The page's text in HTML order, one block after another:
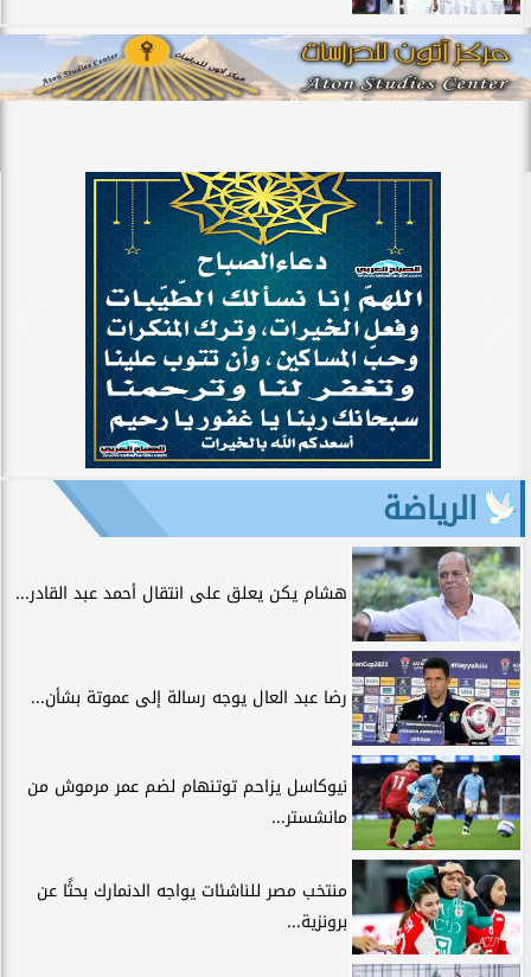
الرياضة
هشام يكن يعلق على انتقال أحمد عبد القادر...
رضا عبد العال يوجه رسالة إلى عموتة بشأن...
نيوكاسل يزاحم توتنهام لضم عمر مرموش من
مانشستر...
منتخب مصر للناشئات يواجه الدنمارك بحثًا عن
برونزية...